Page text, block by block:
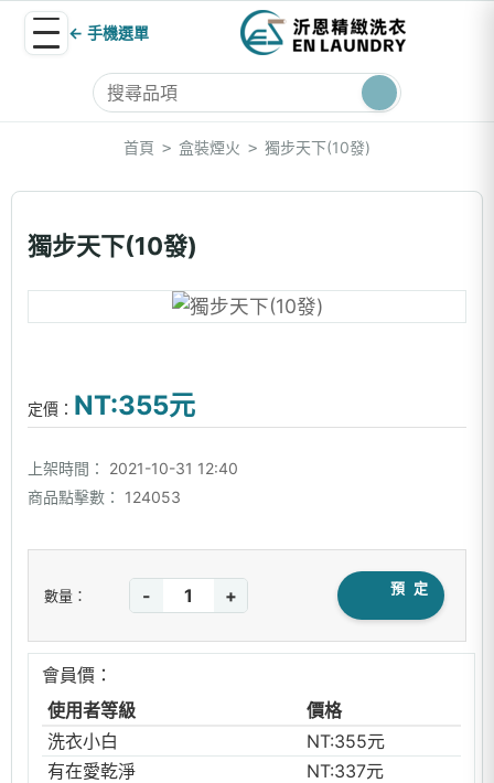
← 手機選單
首頁 > 盒裝煙火 > 獨步天下(10發)
獨步天下(10發)
定價： NT:355元
上架時間：
2021-10-31 12:40
商品點擊數：
124053
數量： - + 預 定
會員價：
使用者等級
價格
洗衣小白
NT:355元
有在愛乾淨
NT:337元